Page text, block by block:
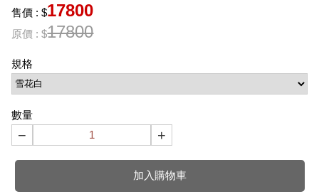
售價 : $17800
原價 : $17800
規格
數量
− +
加入購物車